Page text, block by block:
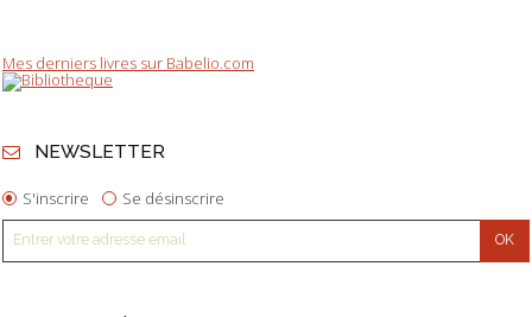
Mes derniers livres sur Babelio.com
NEWSLETTER
S'inscrire Se désinscrire